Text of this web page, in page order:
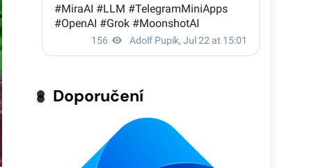
Doporučení